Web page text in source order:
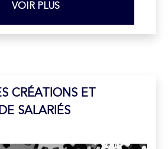
VOIR PLUS
CRÉATIONS ET
SALARIÉS